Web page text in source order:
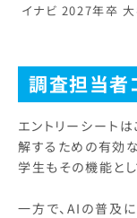
イナビ 2027年卒
調査担当者
エントリーシート
解するための有効
学生もその機能と
一方で、AIの普及に